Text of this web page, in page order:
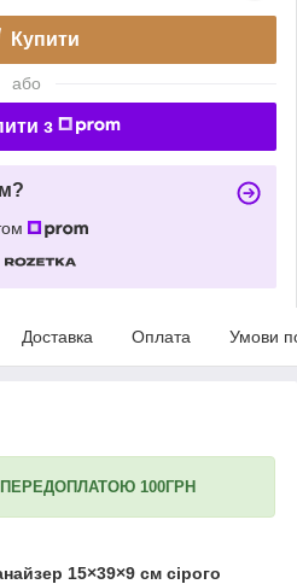
Купити
або
з
Доставка Оплата Умови
100ГРН
15×39×9 см сірого